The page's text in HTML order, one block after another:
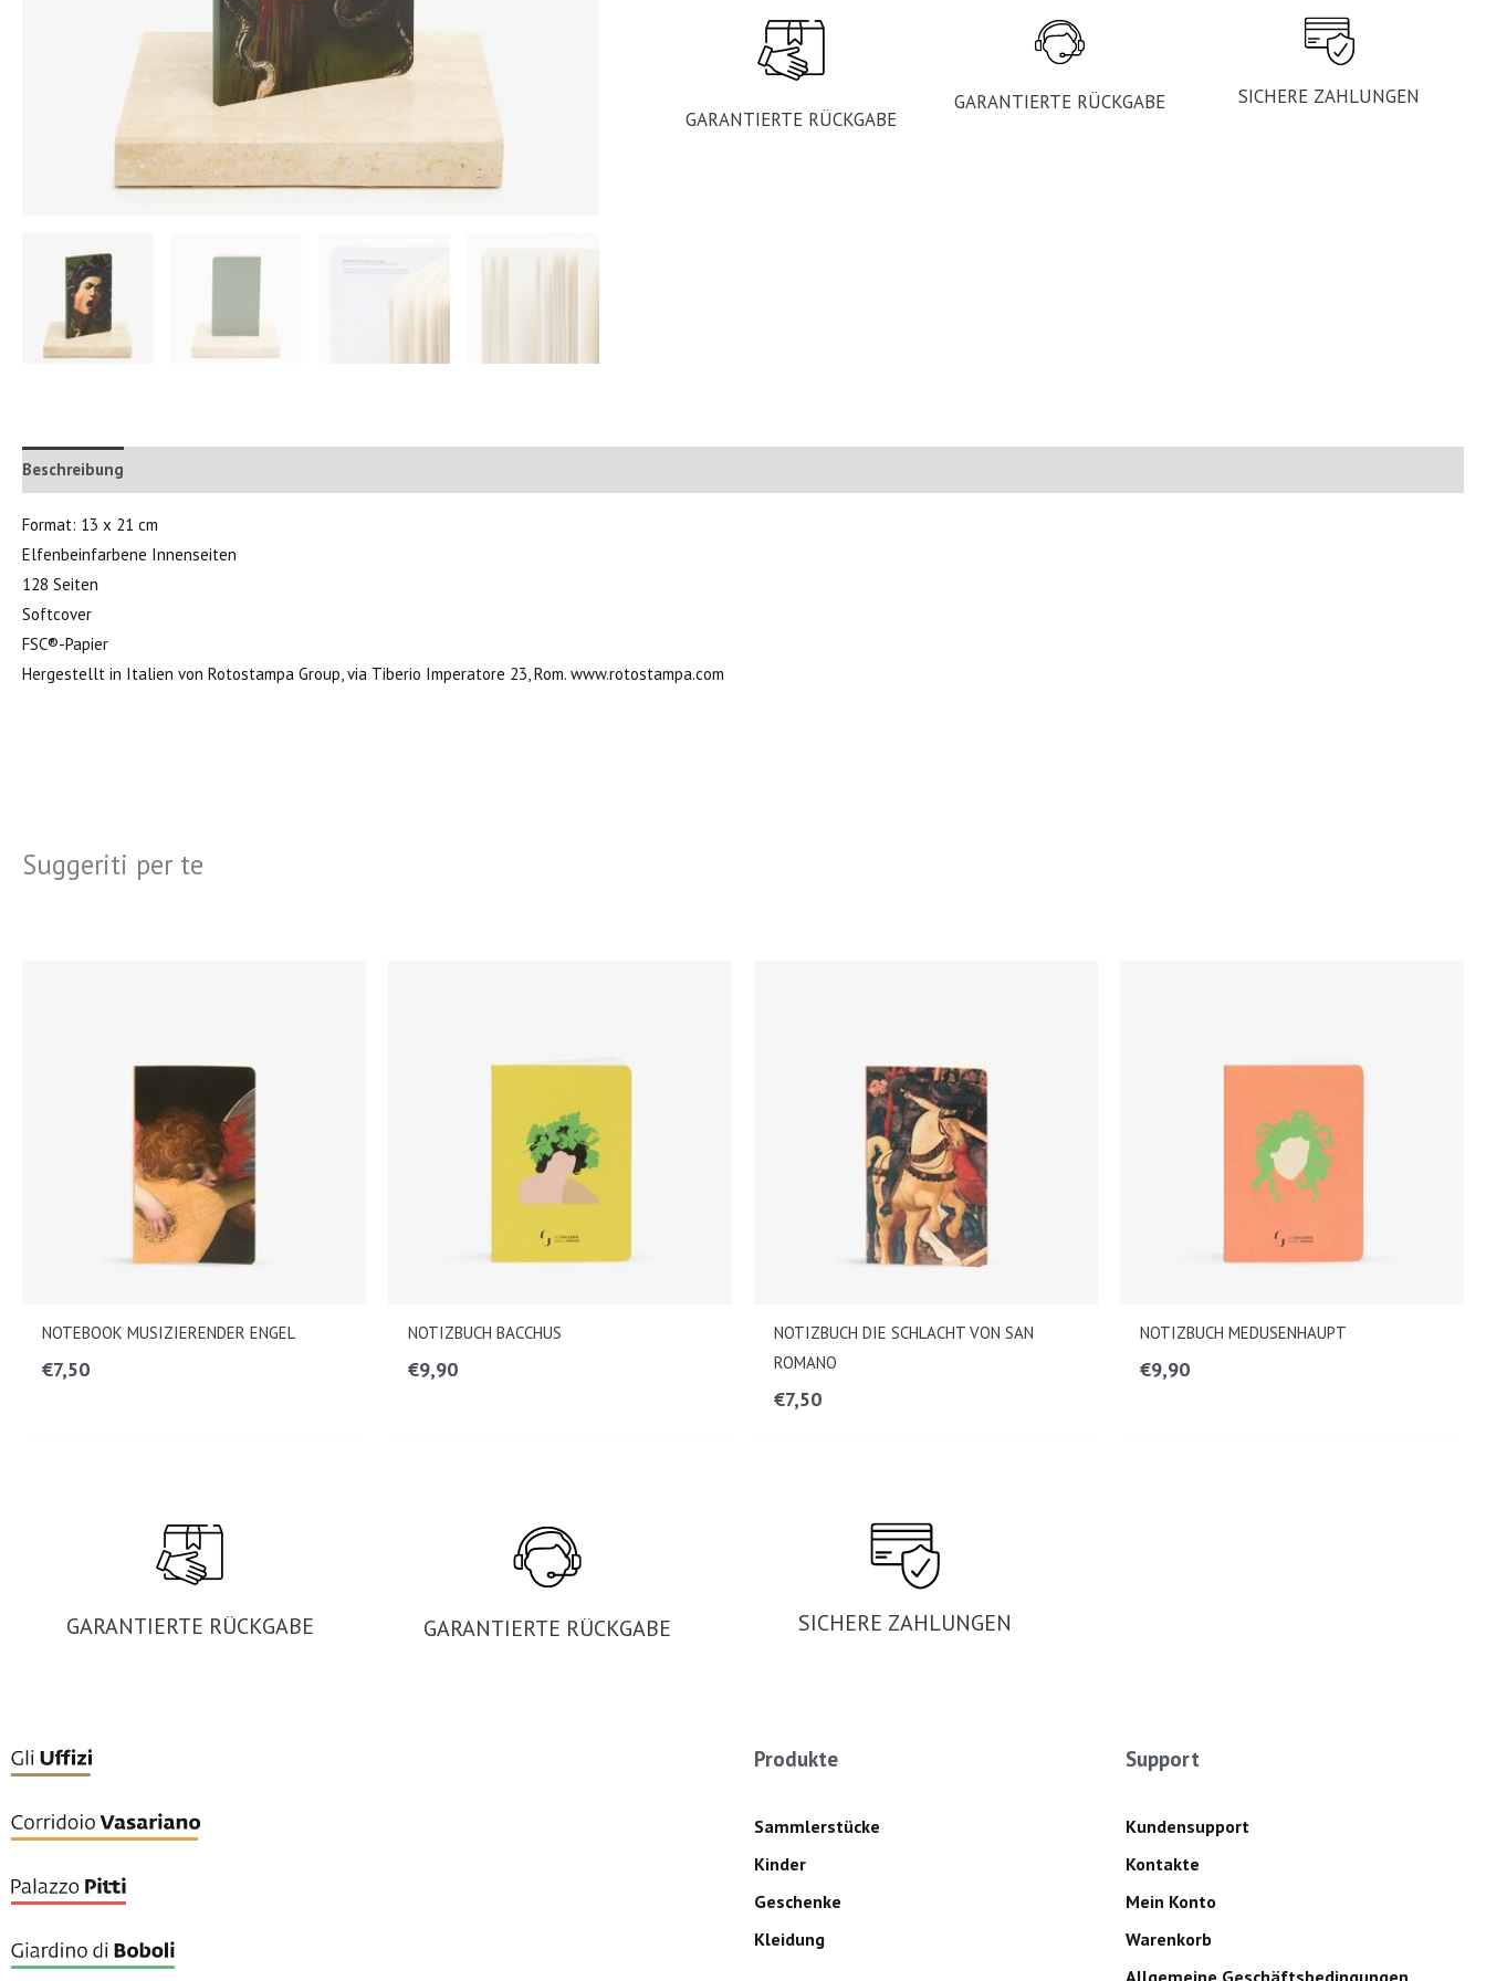
GARANTIERTE RÜCKGABE
GARANTIERTE RÜCKGABE SICHERE ZAHLUNGEN
Beschreibung
Format: 13 x 21 cm
Elfenbeinfarbene Innenseiten
128 Seiten
Softcover
FSC®-Papier
Hergestellt in Italien von Rotostampa Group, via Tiberio Imperatore 23, Rom. www.rotostampa.com
Suggeriti per te
NOTEBOOK MUSIZIERENDER ENGEL
€7,50
NOTIZBUCH BACCHUS
€9,90
NOTIZBUCH DIE SCHLACHT VON SAN
ROMANO
€7,50
NOTIZBUCH MEDUSENHAUPT
€9,90
GARANTIERTE RÜCKGABE GARANTIERTE RÜCKGABE SICHERE ZAHLUNGEN
Produkte
Sammlerstücke
Kinder
Geschenke
Kleidung
Support
Kundensupport
Kontakte
Mein Konto
Warenkorb
Allgemeine Geschäftsbedingungen